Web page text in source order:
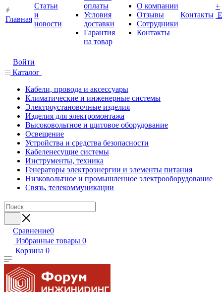
Главная
Статьи
и
новости
оплаты
Условия
доставки
Гарантия
на товар
О компании
Отзывы
Сотрудники
Контакты
Контакты
+
Войти
Каталог
Кабели, провода и аксессуары
Климатические и инженерные системы
Электроустановочные изделия
Изделия для электромонтажа
Высоковольтное и щитовое оборудование
Освещение
Устройства и средства безопасности
Кабеленесущие системы
Инструменты, техника
Генераторы электроэнергии и элементы питания
Низковольтное и промышленное электрооборудование
Связь, телекоммуникации
Сравнение0
Избранные товары 0
Корзина 0